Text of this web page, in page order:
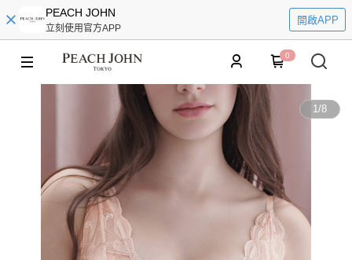
PEACH JOHN
立刻使用官方APP
開啟APP
0
1/8